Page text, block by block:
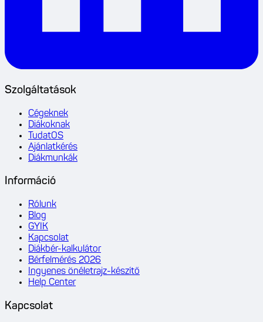
Szolgáltatások
Cégeknek
Diákoknak
TudatOS
Ajánlatkérés
Diákmunkák
Információ
Rólunk
Blog
GYIK
Kapcsolat
Diákbér-kalkulátor
Bérfelmérés 2026
Ingyenes önéletrajz-készítő
Help Center
Kapcsolat